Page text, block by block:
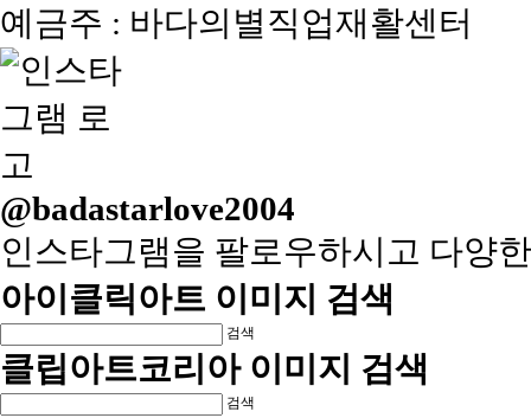
예금주 : 바다의별직업재활센터
@badastarlove2004
인스타그램을 팔로우하시고 다양
아이클릭아트 이미지 검색
검색
클립아트코리아 이미지 검색
검색